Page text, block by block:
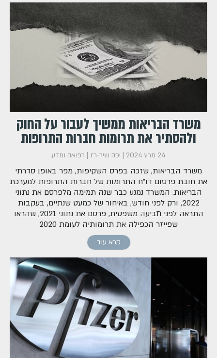
משרד הבריאות ממשיך לעבור על החוק
ולהסתיר את תרומות חברות התרופות
24 מרץ 2024 יפה שיר-רז רפואה ומדע
משרד הבריאות, שזכה בפרס השקיפות, מפר באופן סדרתי
את חובת פרסום דו"ח התרומות של חברות התרופות למערכת
הבריאות. המשרד נמנע כבר שנה תמימה מלפרסם את נתוני
2022, ורק לפני חודש, באיחור של כמעט שנתיים, בעקבות
התראה לפני תביעה משפטית, פרסם את נתוני 2021, שהראו
שפייזר הכפילה את תרומותיה לעומת 2020
קרא עוד